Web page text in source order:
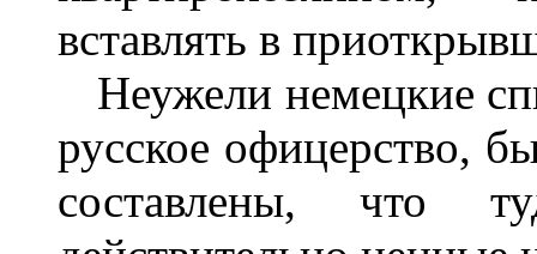
вставлять в
Неужели немецкие
русское офицерство,
составлены, что